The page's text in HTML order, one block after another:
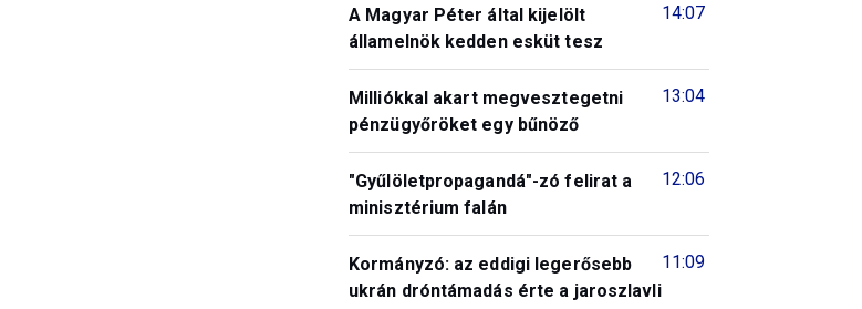
14:07
A Magyar Péter által kijelölt
államelnök kedden esküt tesz
13:04
Milliókkal akart megvesztegetni
pénzügyőröket egy bűnöző
12:06
"Gyűlöletpropagandá"-zó felirat a
minisztérium falán
11:09
Kormányzó: az eddigi legerősebb
ukrán dróntámadás érte a jaroszlavli